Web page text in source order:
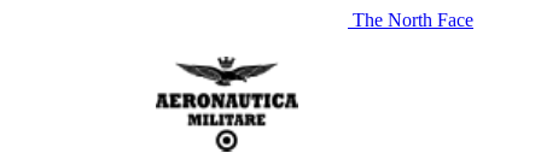
The North Face